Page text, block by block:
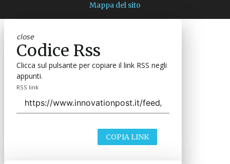
Mappa del sito
close
Codice Rss
Clicca sul pulsante per copiare il link RSS negli
appunti.
RSS link
COPIA LINK